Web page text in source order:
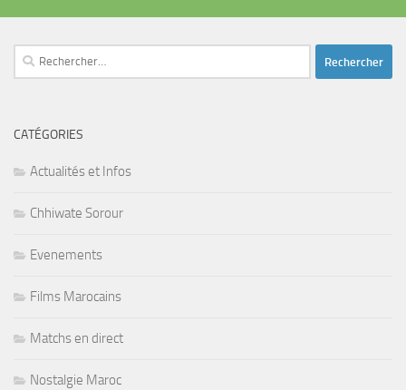
Rechercher :
CATÉGORIES
Actualités et Infos
Chhiwate Sorour
Evenements
Films Marocains
Matchs en direct
Nostalgie Maroc